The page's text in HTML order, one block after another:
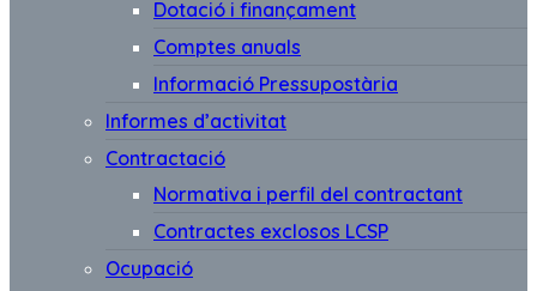
Dotació i finançament
Comptes anuals
Informació Pressupostària
Informes d’activitat
Contractació
Normativa i perfil del contractant
Contractes exclosos LCSP
Ocupació